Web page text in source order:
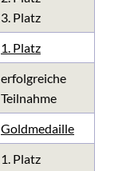
3. Platz
1. Platz
erfolgreiche
Teilnahme
Goldmedaille
1. Platz